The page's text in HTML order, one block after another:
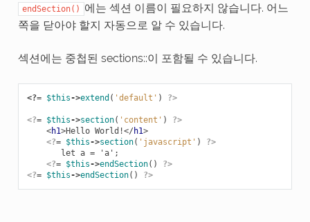
endSection()
에는 섹션 이름이 필요하지 않습니다. 어느
쪽을 닫아야 할지 자동으로 알 수 있습니다.
섹션에는 중첩된 sections::이 포함될 수 있습니다.
<?= $this->extend ( 'default' ) ?>
<?= $this->section( 'content' )
?>
<h1>Hello World!</ h1>
<?= $this->section( 'javascript' )
?>
       let a = 'a';
<?= $this->endSection()
?>
<?= $this->endSection() ?>